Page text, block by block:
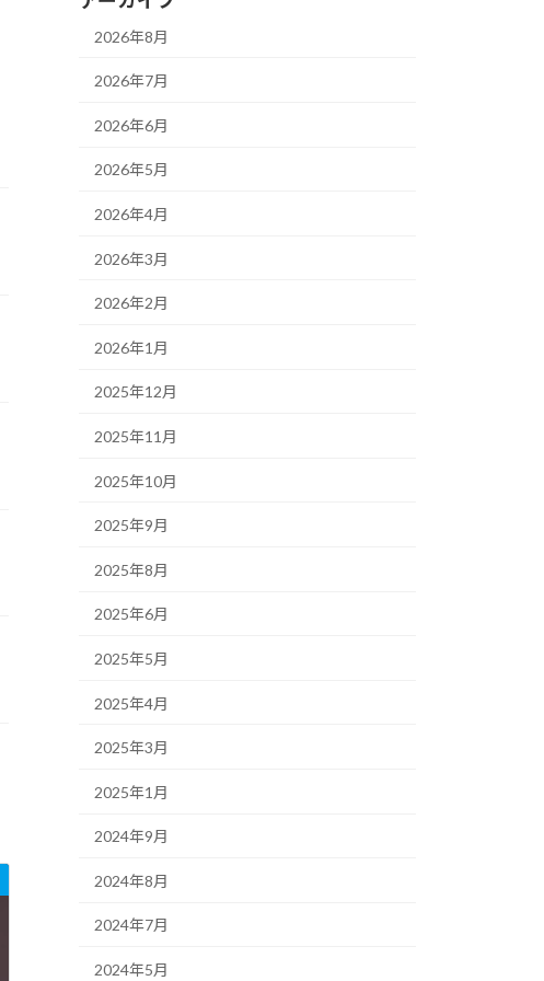
2026年8月
2026年7月
2026年6月
2026年5月
2026年4月
2026年3月
2026年2月
2026年1月
2025年12月
2025年11月
2025年10月
2025年9月
2025年8月
2025年6月
2025年5月
2025年4月
2025年3月
2025年1月
2024年9月
2024年8月
2024年7月
2024年5月